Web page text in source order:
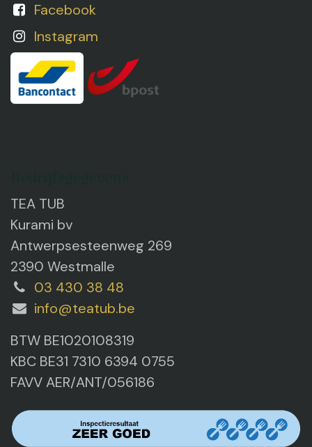
Facebook
Instagram
TEA TUB
Kurami bv
Antwerpsesteenweg 269
2390 Westmalle
03 430 38 48
info@teatub.be
BTW BE1020108319
KBC BE31 7310 6394 0755
FAVV AER/ANT/056186